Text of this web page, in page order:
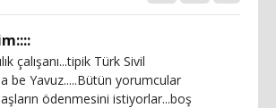
çalışanı...tipik Türk Sivil
be Yavuz.....Bütün yorumcular
ödenmesini istiyorlar...boş